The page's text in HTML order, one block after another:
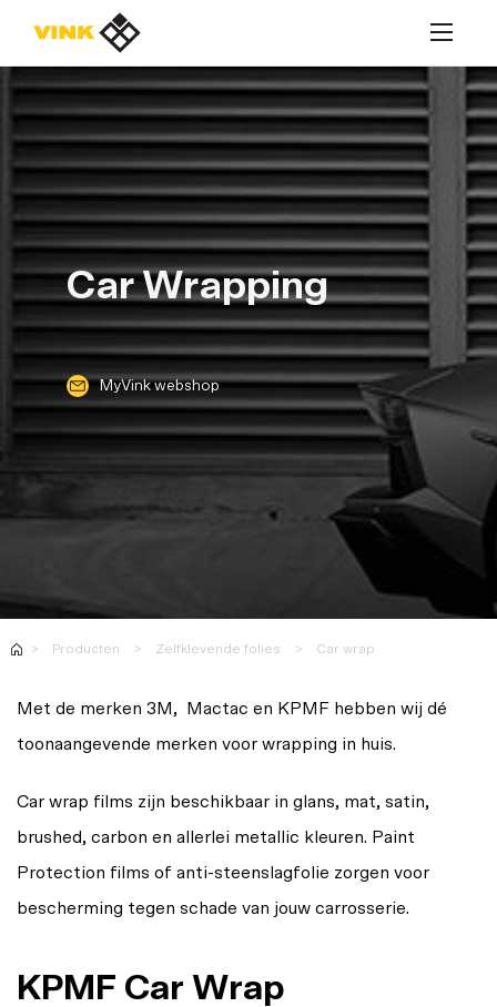
MyVink webshop
MyVink webshop
Producten
Materiaalsoorten
Diensten
Toepassingen
Car Wrapping
MyVink webshop
Producten Zelfklevende folies Car wrap
Met de merken 3M, Mactac en KPMF hebben wij dé
toonaangevende merken voor wrapping in huis.
Car wrap films zijn beschikbaar in glans, mat, satin,
brushed, carbon en allerlei metallic kleuren. Paint
Protection films of anti-steenslagfolie zorgen voor
bescherming tegen schade van jouw carrosserie.
KPMF Car Wrap